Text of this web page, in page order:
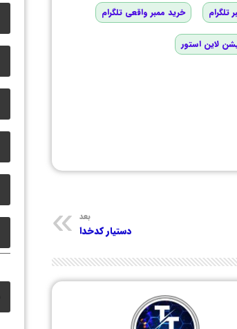
تلگرام خرید ممبر واقعی تلگرام
لاین استور
بعد
دستیار کدخدا